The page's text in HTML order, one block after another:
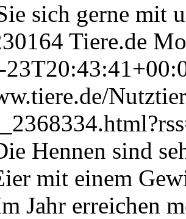
sich gerne mit
Tiere.de
Hennen sind
mit einem
Jahr erreichen